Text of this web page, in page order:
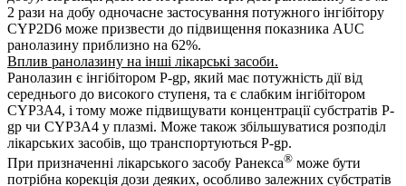
2 рази на добу одночасне застосування потужного інгібітору
CYP2D6 може призвести до підвищення показника AUC
ранолазину приблизно на 62%.
Вплив ранолазину на інші лікарські засоби.
Ранолазин є інгібітором P-gp, який має потужність дії від
середнього до високого ступеня, та є слабким інгібітором
CYP3A4, і тому може підвищувати концентрації субстратів P-
gp чи CYP3A4 у плазмі. Може також збільшуватися розподіл
лікарських засобів, що транспортуються P-gp.
При призначенні лікарського засобу Ранекса® може бути
потрібна корекція дози деяких, особливо залежних субстратів